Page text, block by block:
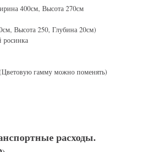
400см, Высота 270см
Высота 250, Глубина 20см)
росинка
гамму можно поменять)
расходы.